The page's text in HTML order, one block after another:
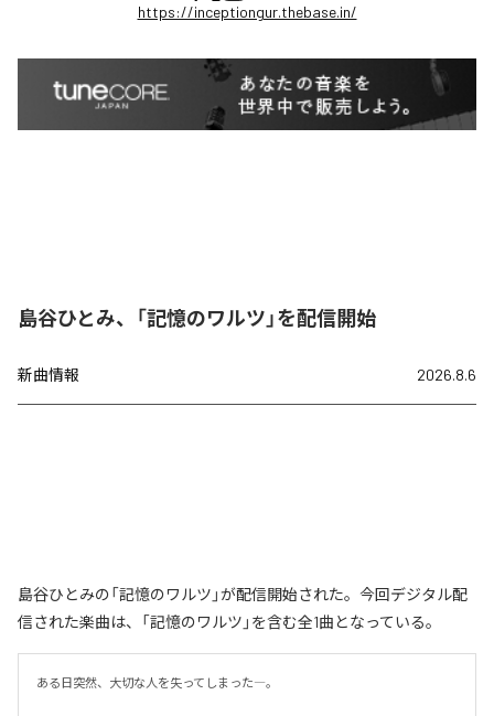
https://inceptiongur.thebase.in/
島谷ひとみ、「記憶のワルツ」を配信開始
新曲情報 2026.8.6
島谷ひとみの「記憶のワルツ」が配信開始された。今回デジタル配
信された楽曲は、「記憶のワルツ」を含む全1曲となっている。
ある日突然、大切な人を失ってしまった―。